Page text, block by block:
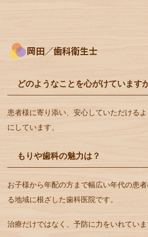
岡田／歯科衛生士
どのようなことを心がけています
患者様に寄り添い、安心していただける
にしています。
もりや歯科の魅力は？
お子様から年配の方まで幅広い年代の患
る地域に根ざした歯科医院です。
治療だけではなく、予防に力をいれていま